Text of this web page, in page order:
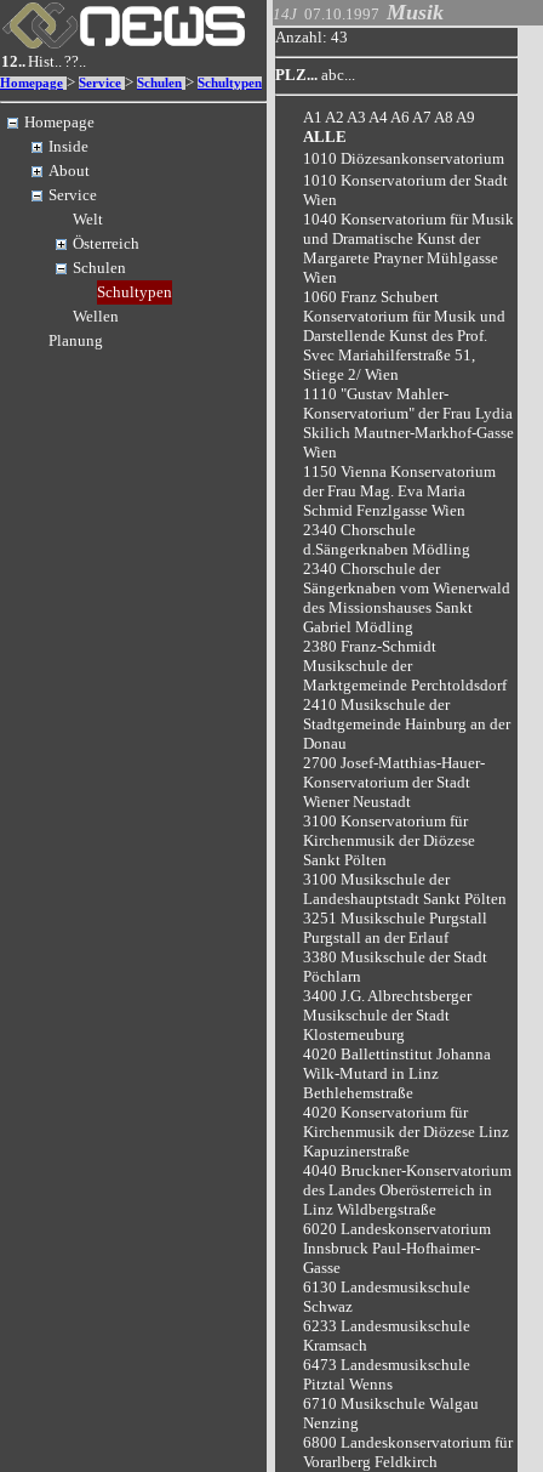
12..Hist..??..
Homepage > Service > Schulen > Schultypen
Homepage
Inside
About
Service
Welt
Österreich
Schulen
Schultypen
Wellen
Planung
14J 07.10.1997 Musik
Anzahl: 43
PLZ... abc...
A1 A2 A3 A4 A6 A7 A8 A9
ALLE
1010 Diözesankonservatorium
1010 Konservatorium der Stadt
Wien
1040 Konservatorium für Musik
und Dramatische Kunst der
Margarete Prayner Mühlgasse
Wien
1060 Franz Schubert
Konservatorium für Musik und
Darstellende Kunst des Prof.
Svec Mariahilferstraße 51,
Stiege 2/ Wien
1110 "Gustav Mahler-
Konservatorium" der Frau Lydia
Skilich Mautner-Markhof-Gasse
Wien
1150 Vienna Konservatorium
der Frau Mag. Eva Maria
Schmid Fenzlgasse Wien
2340 Chorschule
d.Sängerknaben Mödling
2340 Chorschule der
Sängerknaben vom Wienerwald
des Missionshauses Sankt
Gabriel Mödling
2380 Franz-Schmidt
Musikschule der
Marktgemeinde Perchtoldsdorf
2410 Musikschule der
Stadtgemeinde Hainburg an der
Donau
2700 Josef-Matthias-Hauer-
Konservatorium der Stadt
Wiener Neustadt
3100 Konservatorium für
Kirchenmusik der Diözese
Sankt Pölten
3100 Musikschule der
Landeshauptstadt Sankt Pölten
3251 Musikschule Purgstall
Purgstall an der Erlauf
3380 Musikschule der Stadt
Pöchlarn
3400 J.G. Albrechtsberger
Musikschule der Stadt
Klosterneuburg
4020 Ballettinstitut Johanna
Wilk-Mutard in Linz
Bethlehemstraße
4020 Konservatorium für
Kirchenmusik der Diözese Linz
Kapuzinerstraße
4040 Bruckner-Konservatorium
des Landes Oberösterreich in
Linz Wildbergstraße
6020 Landeskonservatorium
Innsbruck Paul-Hofhaimer-
Gasse
6130 Landesmusikschule
Schwaz
6233 Landesmusikschule
Kramsach
6473 Landesmusikschule
Pitztal Wenns
6710 Musikschule Walgau
Nenzing
6800 Landeskonservatorium für
Vorarlberg Feldkirch